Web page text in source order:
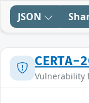
JSON
Vulnerability